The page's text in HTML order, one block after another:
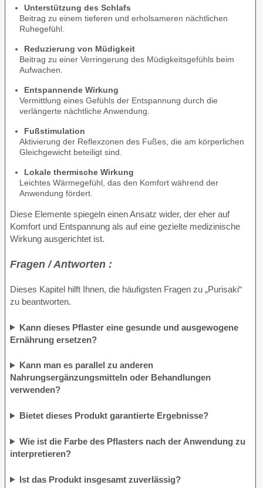
Unterstützung des Schlafs
Beitrag zu einem tieferen und erholsameren nächtlichen
Ruhegefühl.
Reduzierung von Müdigkeit
Beitrag zu einer Verringerung des Müdigkeitsgefühls beim
Aufwachen.
Entspannende Wirkung
Vermittlung eines Gefühls der Entspannung durch die
verlängerte nächtliche Anwendung.
Fußstimulation
Aktivierung der Reflexzonen des Fußes, die am körperlichen
Gleichgewicht beteiligt sind.
Lokale thermische Wirkung
Leichtes Wärmegefühl, das den Komfort während der
Anwendung fördert.
Diese Elemente spiegeln einen Ansatz wider, der eher auf
Komfort und Entspannung als auf eine gezielte medizinische
Wirkung ausgerichtet ist.
Fragen / Antworten :
Dieses Kapitel hilft Ihnen, die häufigsten Fragen zu „Purisaki“
zu beantworten.
Kann dieses Pflaster eine gesunde und ausgewogene
Ernährung ersetzen?
Kann man es parallel zu anderen
Nahrungsergänzungsmitteln oder Behandlungen
verwenden?
Bietet dieses Produkt garantierte Ergebnisse?
Wie ist die Farbe des Pflasters nach der Anwendung zu
interpretieren?
Ist das Produkt insgesamt zuverlässig?